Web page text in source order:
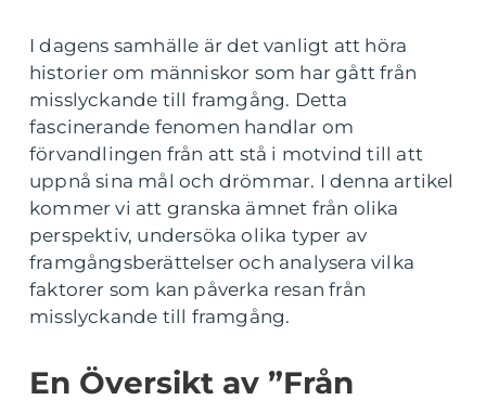
I dagens samhälle är det vanligt att höra
historier om människor som har gått från
misslyckande till framgång. Detta
fascinerande fenomen handlar om
förvandlingen från att stå i motvind till att
uppnå sina mål och drömmar. I denna artikel
kommer vi att granska ämnet från olika
perspektiv, undersöka olika typer av
framgångsberättelser och analysera vilka
faktorer som kan påverka resan från
misslyckande till framgång.
En Översikt av ”Från